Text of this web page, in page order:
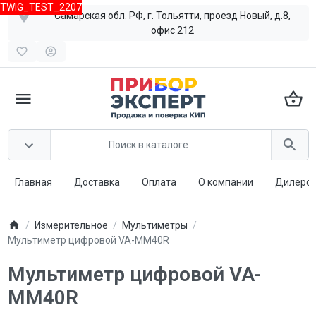
Самарская обл. РФ, г. Тольятти, проезд Новый, д.8,
офис 212
Главная Доставка Оплата О компании
TWIG_TEST_2207
Измерительное
Мультиметры
Мультиметр цифровой VA-MM40R
Мультиметр цифровой VA-
MM40R